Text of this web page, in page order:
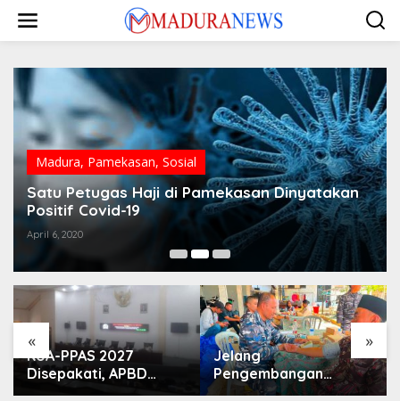
konten
Madura, Pamekasan, Sosial
Satu Petugas Haji di Pamekasan Dinyatakan
Positif Covid-19
April 6, 2020
« »
KUA-PPAS 2027
Disepakati, APBD
Sampang Defisit Rp
Jelang
Pengembangan
Lapangan Hidayah,